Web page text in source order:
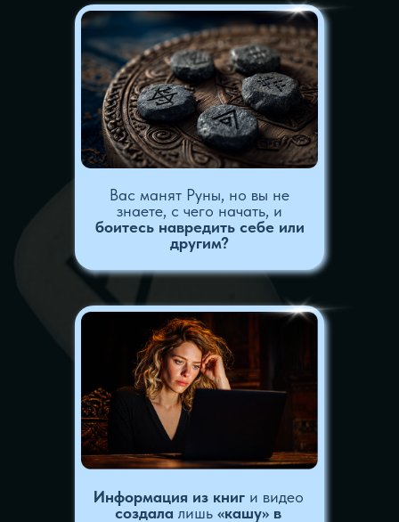
Информация из книги видео
создалалишь«кашу» в
голове, а целостной системы
так и нет?
Вы смотрите на расклад,
но
видите лишь отдельные
, а не единую
историю?